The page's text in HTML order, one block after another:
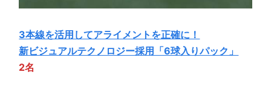
3本線を活用してアライメントを正確に！
新ビジュアルテクノロジー採用「6球入りパック」
2名